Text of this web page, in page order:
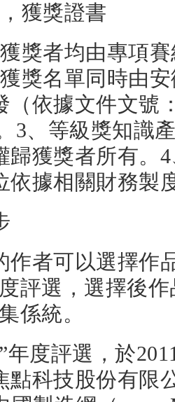
獲獎證書
獎者均由專項
獎名單同時由
（依據文件文號
3、等級獎知識
歸獲獎者所有。
依據相關財務製
作者可以選擇作
評選，選擇後
係統。
年度評選，於
點科技股份有限